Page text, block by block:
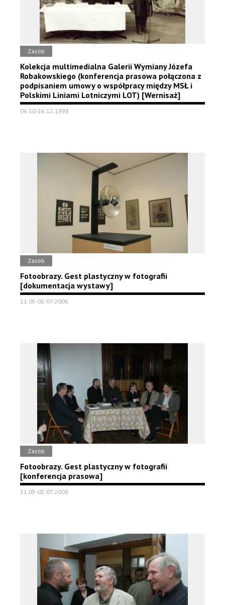
Zasób
Kolekcja multimedialna Galerii Wymiany Józefa
Robakowskiego (konferencja prasowa połączona z
podpisaniem umowy o współpracy między MSŁ i
Polskimi Liniami Lotniczymi LOT) [Wernisaż]
06.10-26.12.1998
Zasób
Fotoobrazy. Gest plastyczny w fotografii
[dokumentacja wystawy]
11.05-02.07.2006
Zasób
Fotoobrazy. Gest plastyczny w fotografii
[konferencja prasowa]
11.05-02.07.2006